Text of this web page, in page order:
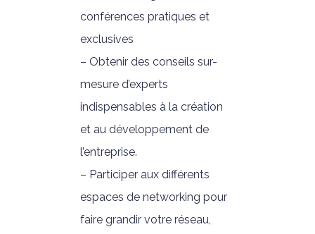
conférences pratiques et
exclusives
– Obtenir des conseils sur-
mesure d’experts
indispensables à la création
et au développement de
l’entreprise.
– Participer aux différents
espaces de networking pour
faire grandir votre réseau,